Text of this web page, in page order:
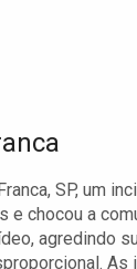
SP, um
e chocou a
agredindo
As